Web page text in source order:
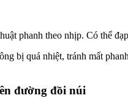
phanh theo nhịp. Có thể
bị quá nhiệt, tránh mất
đường đồi núi